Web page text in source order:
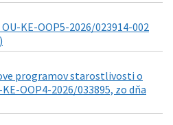
KE-OOP5-2026/023914-002
programov starostlivosti o
OOP4-2026/033895, zo dňa